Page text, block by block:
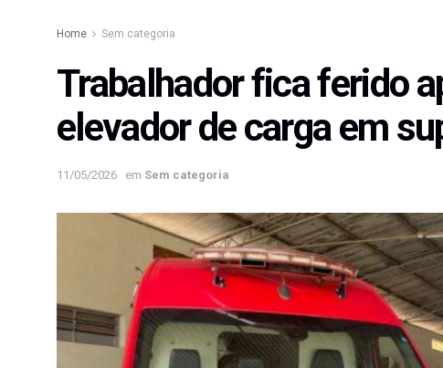
Home Sem categoria
Trabalhador fica ferido
elevador de carga em
11/05/2026 em Sem categoria